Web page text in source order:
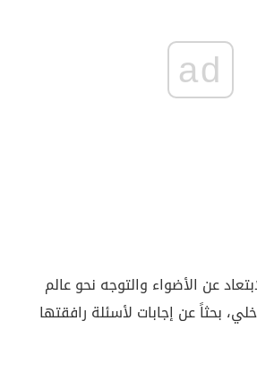
ad
عن الأضواء والتوجه نحو عالم
بحثاً عن إجابات لأسئلة رافقتها